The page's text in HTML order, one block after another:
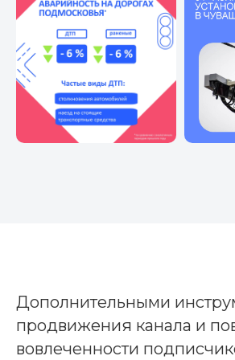
Дополнительными
продвижения канала и
вовлеченности